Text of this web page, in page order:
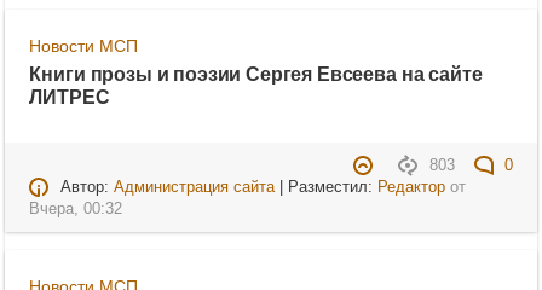
Новости МСП
Книги прозы и поэзии Сергея Евсеева на сайте
ЛИТРЕС
803
0
Автор: Администрация сайта| Разместил: Редакторот
Вчера, 00:32